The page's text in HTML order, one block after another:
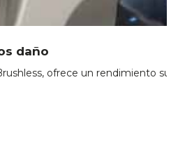
daño
ofrece un rendimiento